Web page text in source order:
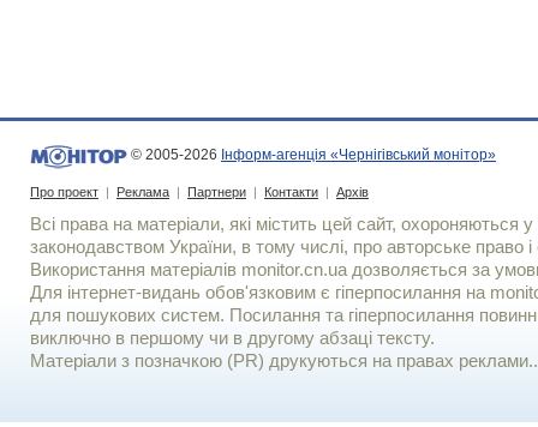
© 2005-2026 Інформ-агенція «Чернігівський монітор»
Про проект | Реклама | Партнери | Контакти | Архів
Всі права на матеріали, які містить цей сайт, охороняються у
законодавством України, в тому числі, про авторське право і
Використання матерiалiв monitor.cn.ua дозволяється за
Для iнтернет-видань обов'язковим є гiперпосилання на
для пошукових систем. Посилання та гіперпосилання
виключно в першому чи в другому абзаці тексту.
Матеріали з позначкою (PR) друкуються на правах реклами..